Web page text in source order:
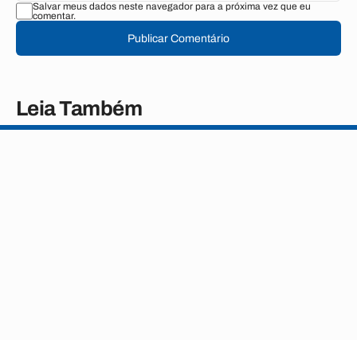
Salvar meus dados neste navegador para a próxima vez que eu
comentar.
Publicar Comentário
Leia Também